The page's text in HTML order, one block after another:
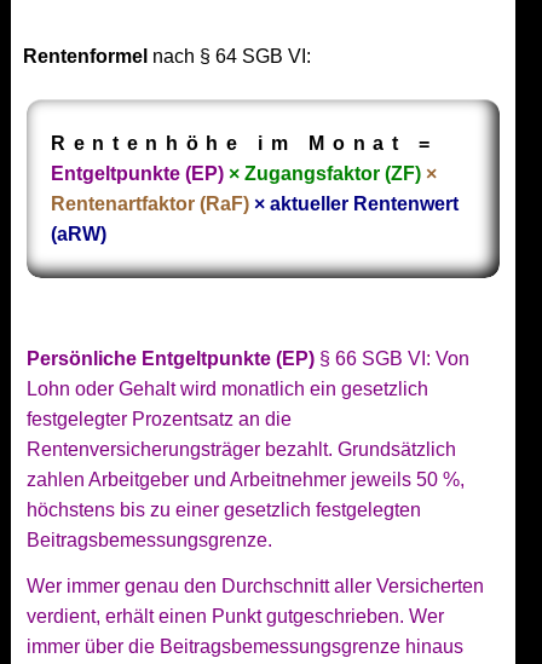
Rentenformel nach § 64 SGB VI:
Rentenhöhe im Monat =
Entgeltpunkte (EP) × Zugangsfaktor (ZF) ×
Rentenartfaktor (RaF) × aktueller Rentenwert
(aRW)
Persönliche Entgeltpunkte (EP) § 66 SGB VI: Von
Lohn oder Gehalt wird monatlich ein gesetzlich
festgelegter Prozentsatz an die
Rentenversicherungsträger bezahlt. Grundsätzlich
zahlen Arbeitgeber und Arbeitnehmer jeweils 50 %,
höchstens bis zu einer gesetzlich festgelegten
Beitragsbemessungsgrenze.
Wer immer genau den Durchschnitt aller Versicherten
verdient, erhält einen Punkt gutgeschrieben. Wer
immer über die Beitragsbemessungsgrenze hinaus